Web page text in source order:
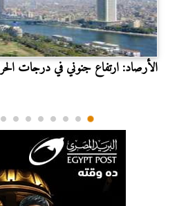
الأرصاد: ارتفاع جنوني في درجات الحرارة تصل لـ